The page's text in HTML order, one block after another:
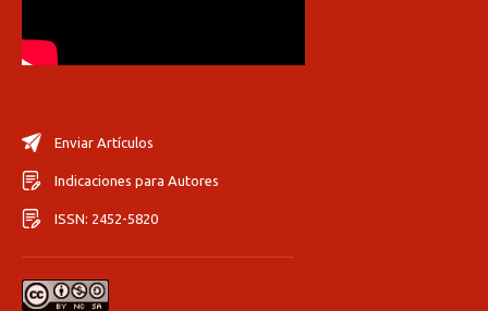
Enviar Artículos
Indicaciones para Autores
ISSN: 2452-5820